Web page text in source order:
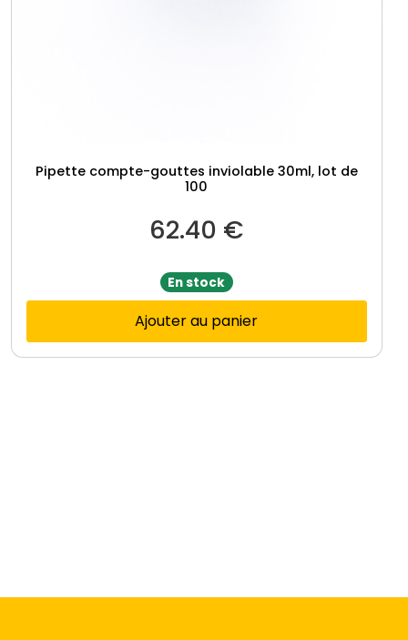
Pipette compte-gouttes inviolable 30ml, lot de
100
62.40 €
En stock
Ajouter au panier